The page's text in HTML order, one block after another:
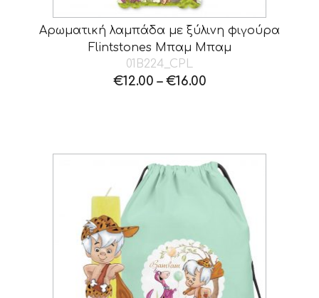
Αρωματική λαμπάδα με ξύλινη φιγούρα
Flintstones Μπαμ Μπαμ
01B224_CPL
€12.00 – €16.00